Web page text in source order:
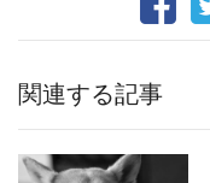
関連する記事